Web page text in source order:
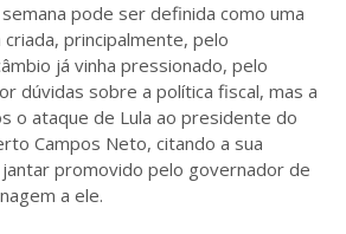
pode ser definida como uma
principalmente, pelo
já vinha pressionado, pelo
dúvidas sobre a política fiscal, mas a
o ataque de Lula ao presidente do
Campos Neto, citando a sua
promovido pelo governador de
a ele.